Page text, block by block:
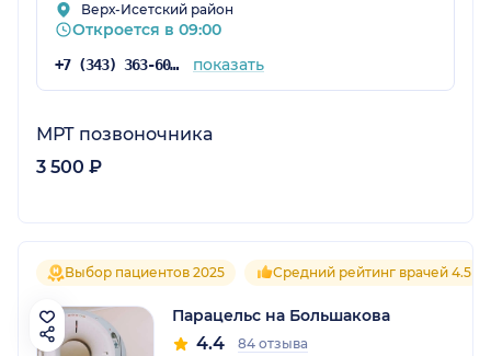
Верх-Исетский район
Откроется в 09:00
+7 (343) 363-60-06 показать
МРТ позвоночника
3 500 ₽
Выбор пациентов 2025 Средний рейтинг врачей 4.5
Парацельс на Большакова
4.4 84 отзыва